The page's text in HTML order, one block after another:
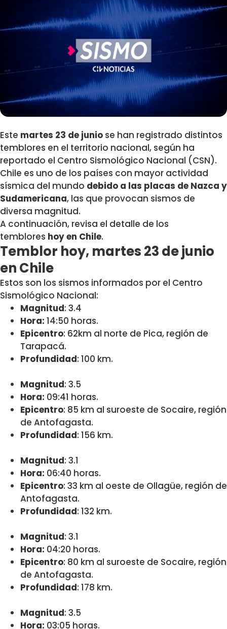
Este martes 23 de junio se han registrado distintos
temblores en el territorio nacional, según ha
reportado el Centro Sismológico Nacional (CSN).
Chile es uno de los países con mayor actividad
sísmica del mundo debido a las placas de Nazca y
Sudamericana, las que provocan sismos de
diversa magnitud.
A continuación, revisa el detalle de los
temblores hoy en Chile.
Temblor hoy, martes 23 de junio
en Chile
Estos son los sismos informados por el Centro
Sismológico Nacional:
Magnitud: 3.4
Hora: 14:50 horas.
Epicentro: 62km al norte de Pica, región de
Tarapacá.
Profundidad: 100 km.
Magnitud: 3.5
Hora: 09:41 horas.
Epicentro: 85 km al suroeste de Socaire, región
de Antofagasta.
Profundidad: 156 km.
Magnitud: 3.1
Hora: 06:40 horas.
Epicentro: 33 km al oeste de Ollagüe, región de
Antofagasta.
Profundidad: 132 km.
Magnitud: 3.1
Hora: 04:20 horas.
Epicentro: 80 km al suroeste de Socaire, región
de Antofagasta.
Profundidad: 178 km.
Magnitud: 3.5
Hora: 03:05 horas.